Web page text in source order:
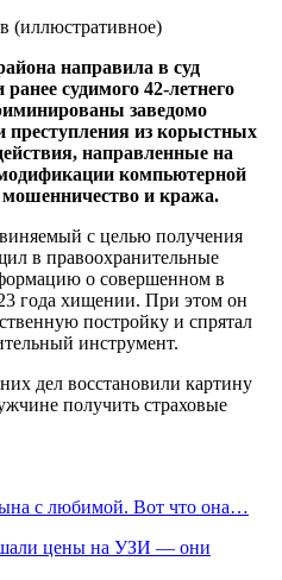
(иллюстративное)
направила в суд
судимого 42-летнего
заведомо
из корыстных
направленные на
компьютерной
и кража.
с целью получения
в правоохранительные
о совершенном в
года хищении. При этом он
постройку и спрятал
инструмент.
дел восстановили картину
получить страховые
с любимой. Вот что она…
цены на УЗИ — они